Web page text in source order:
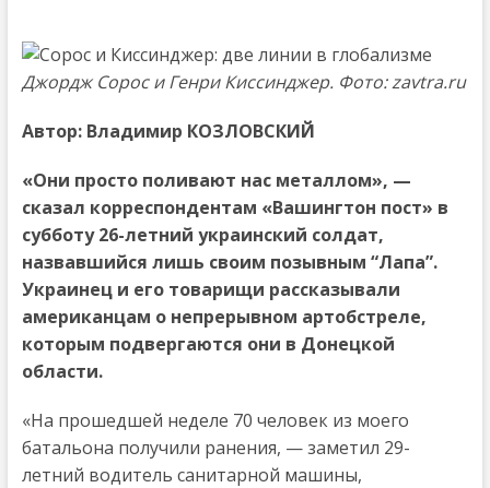
Джордж Сорос и Генри Киссинджер. Фото:zavtra.ru
Автор: Владимир КОЗЛОВСКИЙ
«Они просто поливают нас металлом», —
сказал корреспондентам «Вашингтон пост» в
субботу 26-летний украинский солдат,
назвавшийся лишь своим позывным “Лапа”.
Украинец и его товарищи рассказывали
американцам о непрерывном артобстреле,
которым подвергаются они в Донецкой
области.
«На прошедшей неделе 70 человек из моего
батальона получили ранения, — заметил 29-
летний водитель санитарной машины,